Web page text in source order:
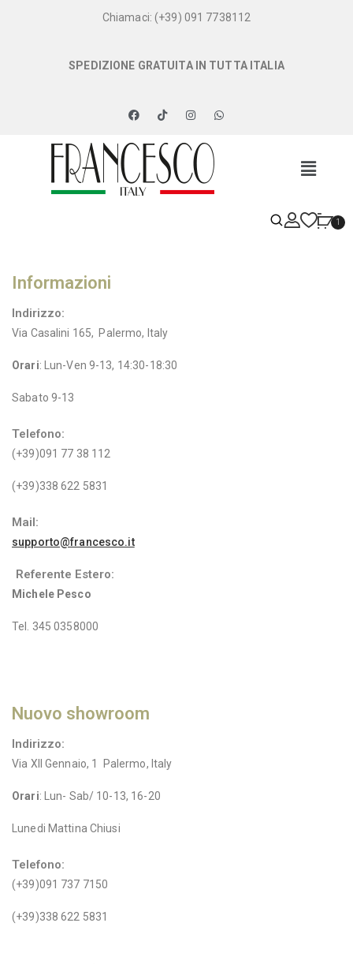
Chiamaci: (+39) 091 7738112
SPEDIZIONE GRATUITA IN TUTTA ITALIA
1
Informazioni
Indirizzo:
Via Casalini 165, Palermo, Italy
Orari: Lun-Ven 9-13, 14:30-18:30
Sabato 9-13
Telefono:
(+39)091 77 38 112
(+39)338 622 5831
Mail:
supporto@francesco.it
Referente Estero:
Michele Pesco
Tel. 345 0358000
Nuovo showroom
Indirizzo:
Via XII Gennaio, 1 Palermo, Italy
Orari: Lun- Sab/ 10-13, 16-20
Lunedi Mattina Chiusi
Telefono:
(+39)091 737 7150
(+39)338 622 5831